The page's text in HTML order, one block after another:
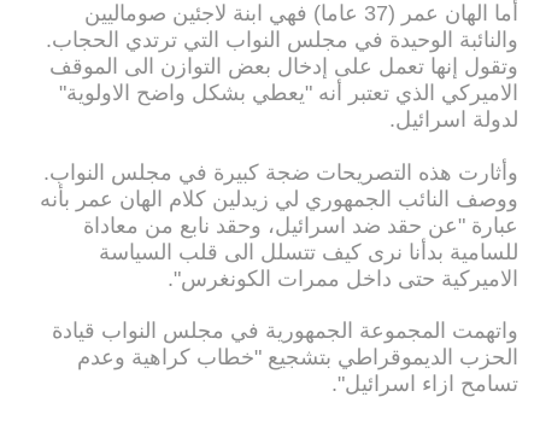
أما الهان عمر (37 عاما) فهي ابنة لاجئين صوماليين
والنائبة الوحيدة في مجلس النواب التي ترتدي الحجاب.
وتقول إنها تعمل على إدخال بعض التوازن الى الموقف
الاميركي الذي تعتبر أنه "يعطي بشكل واضح الاولوية"
لدولة اسرائيل.
وأثارت هذه التصريحات ضجة كبيرة في مجلس النواب.
ووصف النائب الجمهوري لي زيدلين كلام الهان عمر بأنه
عبارة "عن حقد ضد اسرائيل، وحقد نابع من معاداة
للسامية بدأنا نرى كيف تتسلل الى قلب السياسة
الاميركية حتى داخل ممرات الكونغرس".
واتهمت المجموعة الجمهورية في مجلس النواب قيادة
الحزب الديموقراطي بتشجيع "خطاب كراهية وعدم
تسامح ازاء اسرائيل".